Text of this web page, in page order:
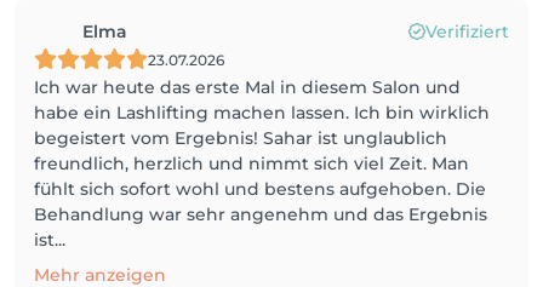
Elma Verifiziert
23.07.2026
Ich war heute das erste Mal in diesem Salon und
habe ein Lashlifting machen lassen. Ich bin wirklich
begeistert vom Ergebnis! Sahar ist unglaublich
freundlich, herzlich und nimmt sich viel Zeit. Man
fühlt sich sofort wohl und bestens aufgehoben. Die
Behandlung war sehr angenehm und das Ergebnis
ist...
Mehr anzeigen